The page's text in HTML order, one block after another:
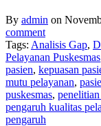
By admin on
comment
Tags: Analisis Gap,
Pelayanan Puskesmas
pasien, kepuasan
mutu pelayanan,
puskesmas,
pengaruh kualitas
pengaruh